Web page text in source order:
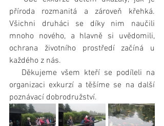
příroda rozmanitá a zároveň křehká.
Všichni druháci se díky nim naučili
mnoho nového, a hlavně si uvědomili,
ochrana životního prostředí začíná u
každého z nás.
organizaci exkurzí a těšíme se na další
poznávací dobrodružství.